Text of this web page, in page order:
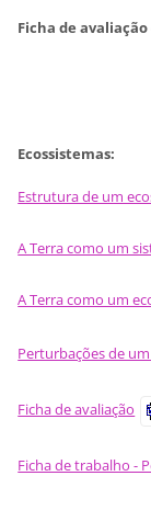
Ficha de
Ecossistemas:
Estrutura de um
A Terra como um
A Terra como um
Perturbações de
Ficha de avaliação
Ficha de trabalho -